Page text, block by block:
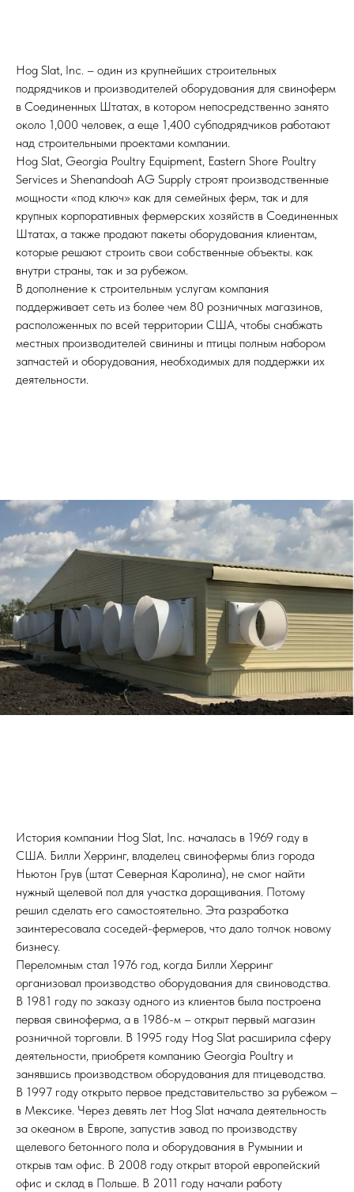
Hog Slat, Inc. – один из крупнейших строительных
подрядчиков и производителей оборудования для свиноферм
в Соединенных Штатах, в котором непосредственно занято
около 1,000 человек, а еще 1,400 субподрядчиков работают
над строительными проектами компании.
Hog Slat, Georgia Poultry Equipment, Eastern Shore Poultry
Services и Shenandoah AG Supply строят производственные
мощности «под ключ» как для семейных ферм, так и для
крупных корпоративных фермерских хозяйств в Соединенных
Штатах, а также продают пакеты оборудования клиентам,
которые решают строить свои собственные объекты. как
внутри страны, так и за рубежом.
В дополнение к строительным услугам компания
поддерживает сеть из более чем 80 розничных магазинов,
расположенных по всей территории США, чтобы снабжать
местных производителей свинины и птицы полным набором
запчастей и оборудования, необходимых для поддержки их
деятельности.
История компании Hog Slat, Inc. началась в 1969 году в
США. Билли Херринг, владелец свинофермы близ города
Ньютон Грув (штат Северная Каролина), не смог найти
нужный щелевой пол для участка доращивания. Потому
решил сделать его самостоятельно. Эта разработка
заинтересовала соседей-фермеров, что дало толчок новому
бизнесу.
Переломным стал 1976 год, когда Билли Херринг
организовал производство оборудования для свиноводства.
В 1981 году по заказу одного из клиентов была построена
первая свиноферма, а в 1986-м – открыт первый магазин
розничной торговли. В 1995 году Hog Slat расширила сферу
деятельности, приобретя компанию Georgia Poultry и
занявшись производством оборудования для птицеводства.
В 1997 году открыто первое представительство за рубежом –
в Мексике. Через девять лет Hog Slat начала деятельность
за океаном в Европе, запустив завод по производству
щелевого бетонного пола и оборудования в Румынии и
открыв там офис. В 2008 году открыт второй европейский
офис и склад в Польше. В 2011 году начали работу